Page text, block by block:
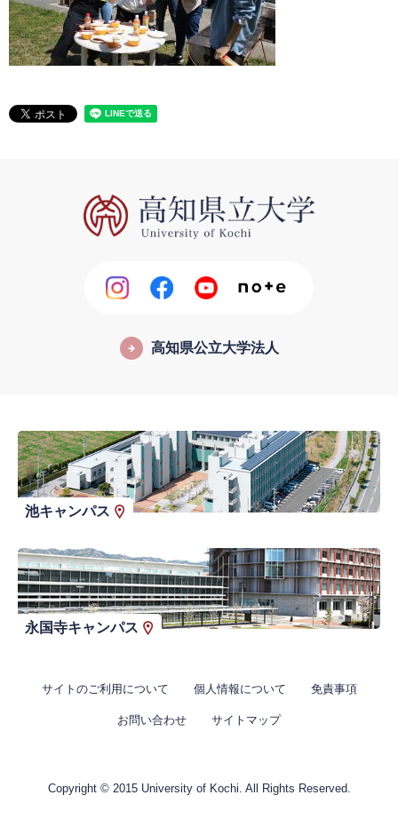
高知県公立大学法人
池キャンパス
永国寺キャンパス
サイトのご利用について 個人情報について 免責事項
お問い合わせ サイトマップ
Copyright © 2015 University of Kochi. All Rights Reserved.